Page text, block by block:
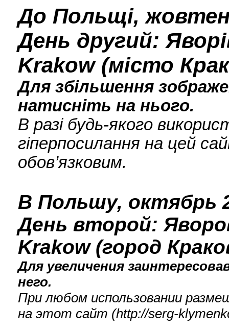
До Польщі,
День другий:
Krakow (місто
Для збільшення
натисніть на нього.
В разі будь-якого
гіперпосилання на цей
обов’язковим.
В Польшу, октябрь
День второй:
Krakow (город
Для увеличения
него.
При любом использовании
на этот сайт (http://serg-